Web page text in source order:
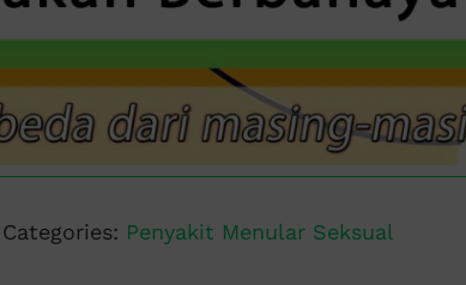
Categories: Penyakit Menular Seksual